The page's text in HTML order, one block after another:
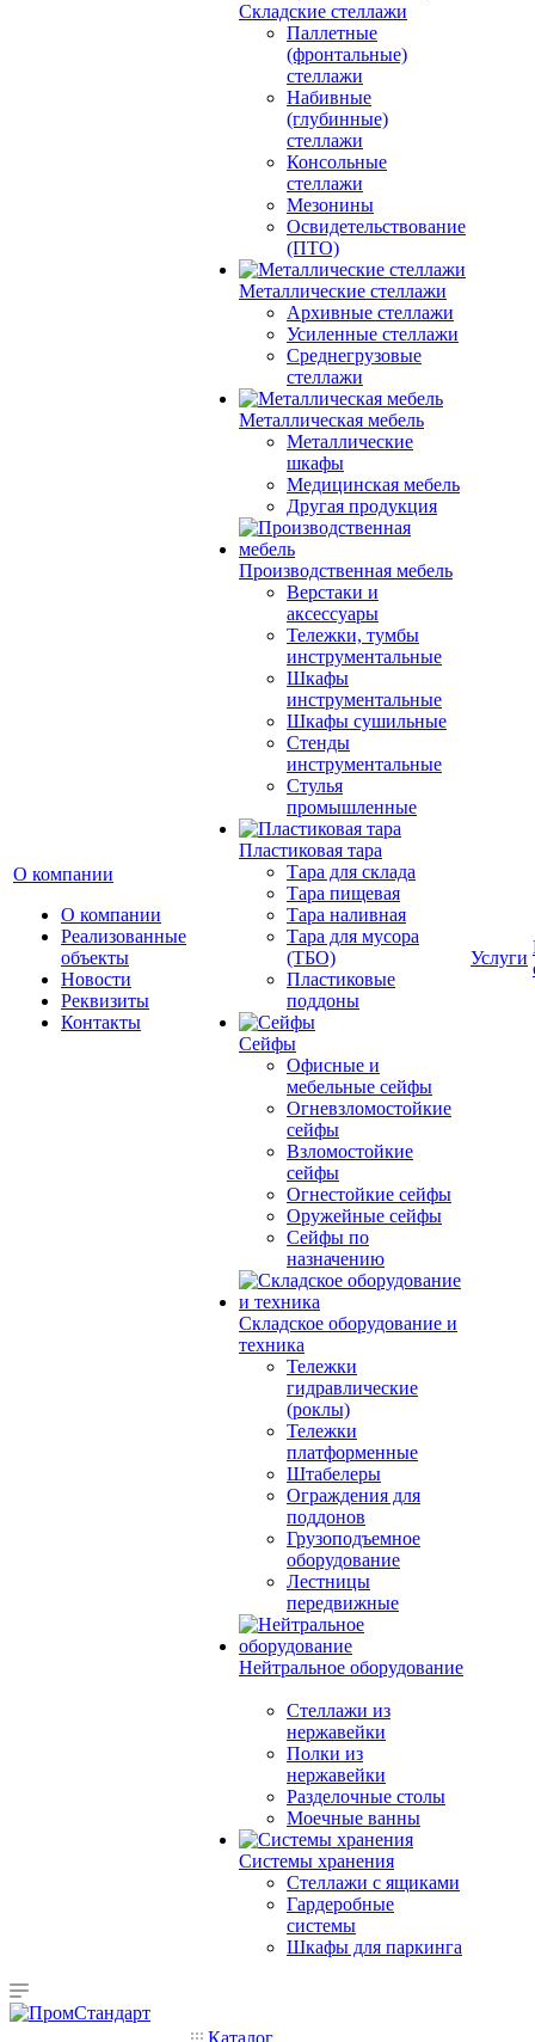
О компании
О компании
Реализованные
объекты
Новости
Реквизиты
Контакты
Складские стеллажи
Паллетные
(фронтальные)
стеллажи
Набивные
(глубинные)
стеллажи
Консольные
стеллажи
Мезонины
Освидетельствование
(ПТО)
Металлические стеллажи
Архивные стеллажи
Усиленные стеллажи
Среднегрузовые
стеллажи
Металлическая мебель
Металлические
шкафы
Медицинская мебель
Другая продукция
Производственная мебель
Верстаки и
аксессуары
Тележки, тумбы
инструментальные
Шкафы
инструментальные
Шкафы сушильные
Стенды
инструментальные
Cтулья
промышленные
Пластиковая тара
Тара для склада
Тара пищевая
Тара наливная
Тара для мусора
(ТБО)
Пластиковые
поддоны
Сейфы
Офисные и
мебельные сейфы
Огневзломостойкие
сейфы
Взломостойкие
сейфы
Огнестойкие сейфы
Оружейные сейфы
Сейфы по
назначению
Складское оборудование и
техника
Тележки
гидравлические
(роклы)
Тележки
платформенные
Штабелеры
Ограждения для
поддонов
Грузоподъемное
оборудование
Лестницы
передвижные
Нейтральное оборудование
Стеллажи из
нержавейки
Полки из
нержавейки
Разделочные столы
Моечные ванны
Системы хранения
Стеллажи с ящиками
Гардеробные
системы
Шкафы для паркинга
Услуги
Каталог